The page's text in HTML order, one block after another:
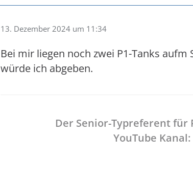
13. Dezember 2024 um 11:34
Bei mir liegen noch zwei P1-Tanks
würde ich abgeben.
Der Senior-Typreferent für
YouTube Kanal: